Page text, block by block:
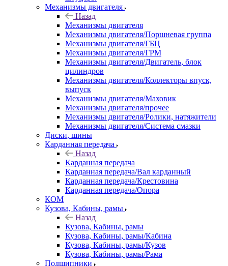
Механизмы двигателя
Назад
Механизмы двигателя
Механизмы двигателя/Поршневая группа
Механизмы двигателя/ГБЦ
Механизмы двигателя/ГРМ
Механизмы двигателя/Двигатель, блок
цилиндров
Механизмы двигателя/Коллекторы впуск,
выпуск
Механизмы двигателя/Маховик
Механизмы двигателя/прочее
Механизмы двигателя/Ролики, натяжители
Механизмы двигателя/Система смазки
Диски, шины
Карданная передача
Назад
Карданная передача
Карданная передача/Вал карданный
Карданная передача/Крестовина
Карданная передача/Опора
КОМ
Кузова, Кабины, рамы
Назад
Кузова, Кабины, рамы
Кузова, Кабины, рамы/Кабина
Кузова, Кабины, рамы/Кузов
Кузова, Кабины, рамы/Рама
Подшипники